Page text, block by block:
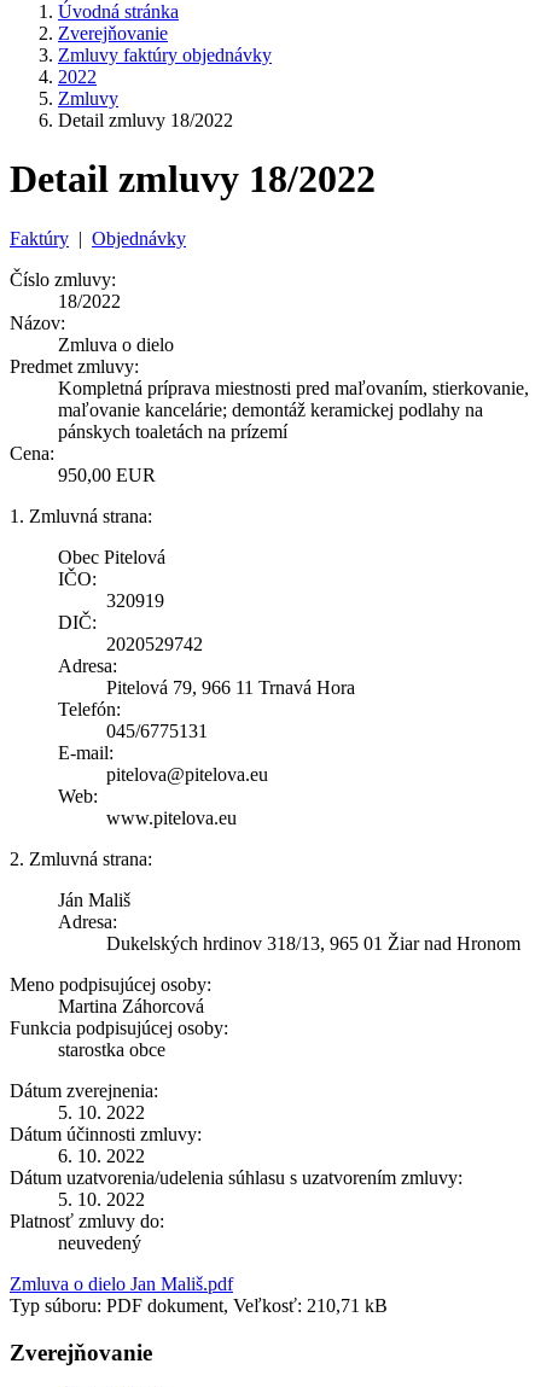
Úvodná stránka
Zverejňovanie
Zmluvy faktúry objednávky
2022
Zmluvy
Detail zmluvy 18/2022
Detail zmluvy 18/2022
Faktúry | Objednávky
Číslo zmluvy:
18/2022
Názov:
Zmluva o dielo
Predmet zmluvy:
Kompletná príprava miestnosti pred maľovaním, stierkovanie,
maľovanie kancelárie; demontáž keramickej podlahy na
pánskych toaletách na prízemí
Cena:
950,00 EUR
1. Zmluvná strana:
Obec Pitelová
IČO:
320919
DIČ:
2020529742
Adresa:
Pitelová 79, 966 11 Trnavá Hora
Telefón:
045/6775131
E-mail:
pitelova@pitelova.eu
Web:
www.pitelova.eu
2. Zmluvná strana:
Ján Mališ
Adresa:
Dukelských hrdinov 318/13, 965 01 Žiar nad Hronom
Meno podpisujúcej osoby:
Martina Záhorcová
Funkcia podpisujúcej osoby:
starostka obce
Dátum zverejnenia:
5. 10. 2022
Dátum účinnosti zmluvy:
6. 10. 2022
Dátum uzatvorenia/udelenia súhlasu s uzatvorením zmluvy:
5. 10. 2022
Platnosť zmluvy do:
neuvedený
Zmluva o dielo Jan Mališ.pdf
Typ súboru: PDF dokument, Veľkosť: 210,71 kB
Zverejňovanie